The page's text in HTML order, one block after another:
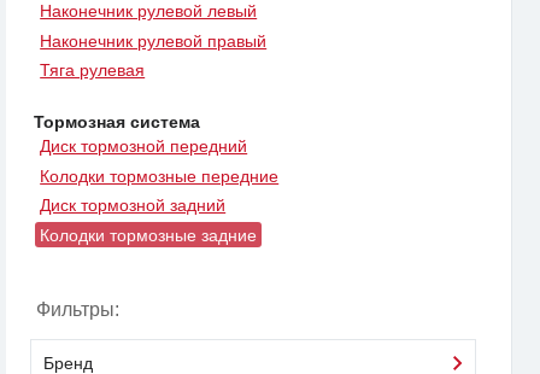
Наконечник рулевой левый
Наконечник рулевой правый
Тяга рулевая
Тормозная система
Диск тормозной передний
Колодки тормозные передние
Диск тормозной задний
Колодки тормозные задние
Фильтры:
Бренд